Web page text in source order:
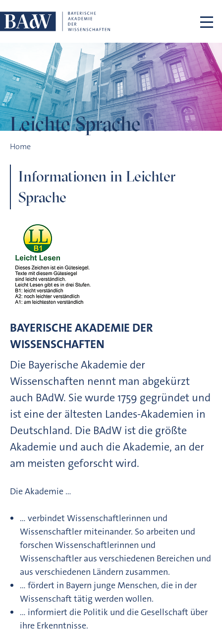
Leichte Sprache
Home
Informationen in Leichter
Sprache
BAYERISCHE AKADEMIE DER
WISSENSCHAFTEN
Die Bayerische Akademie der
Wissenschaften nennt man abgekürzt
auch BAdW. Sie wurde 1759 gegründet und
ist eine der ältesten Landes-Akademien in
Deutschland. Die BAdW ist die größte
Akademie und auch die Akademie, an der
am meisten geforscht wird.
Die Akademie …
… verbindet Wissenschaftlerinnen und
Wissenschaftler miteinander. So arbeiten und
forschen Wissenschaftlerinnen und
Wissenschaftler aus verschiedenen Bereichen und
aus verschiedenen Ländern zusammen.
… fördert in Bayern junge Menschen, die in der
Wissenschaft tätig werden wollen.
… informiert die Politik und die Gesellschaft über
ihre Erkenntnisse.